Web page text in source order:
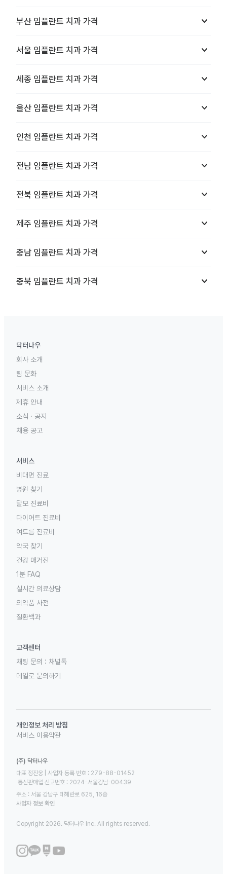
부산 임플란트 치과 가격 keyboard_arrow_down
서울 임플란트 치과 가격 keyboard_arrow_down
세종 임플란트 치과 가격 keyboard_arrow_down
울산 임플란트 치과 가격 keyboard_arrow_down
인천 임플란트 치과 가격 keyboard_arrow_down
전남 임플란트 치과 가격 keyboard_arrow_down
전북 임플란트 치과 가격 keyboard_arrow_down
제주 임플란트 치과 가격 keyboard_arrow_down
충남 임플란트 치과 가격 keyboard_arrow_down
충북 임플란트 치과 가격 keyboard_arrow_down
닥터나우
회사 소개
팀 문화
서비스 소개
제휴 안내
소식 · 공지
채용 공고
서비스
비대면 진료
병원 찾기
탈모 진료비
다이어트 진료비
여드름 진료비
약국 찾기
건강 매거진
1분 FAQ
실시간 의료상담
의약품 사전
질환백과
고객센터
채팅 문의 : 채널톡
메일로 문의하기
개인정보 처리 방침
서비스 이용약관
(주) 닥터나우
대표 정진웅 | 사업자 등록 번호 : 279-88-01452
통신판매업 신고번호 : 2024-서울강남-00439
주소 : 서울 강남구 테헤란로 625, 16층
사업자 정보 확인
Copyright 2026. 닥터나우 Inc. All rights reserved.